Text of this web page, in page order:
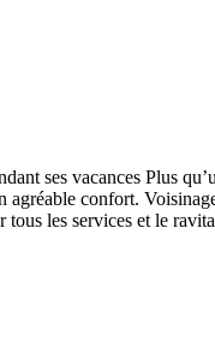
ses vacances Plus
confort.
les services et le